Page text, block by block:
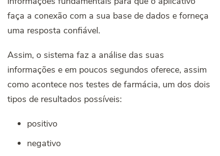
faça a conexão com a sua base de dados e forneça
uma resposta confiável.
Assim, o sistema faz a análise das suas
informações e em poucos segundos oferece, assim
como acontece nos testes de farmácia, um dos dois
tipos de resultados possíveis:
positivo
negativo